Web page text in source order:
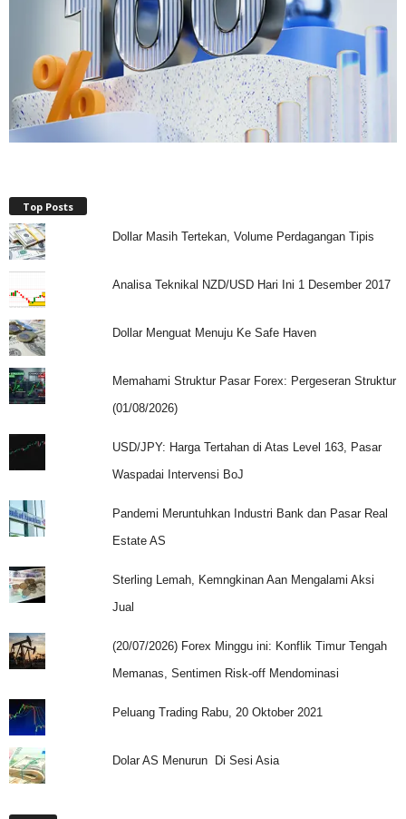
Top Posts
Dollar Masih Tertekan, Volume Perdagangan Tipis
Analisa Teknikal NZD/USD Hari Ini 1 Desember 2017
Dollar Menguat Menuju Ke Safe Haven
Memahami Struktur Pasar Forex: Pergeseran Struktur
(01/08/2026)
USD/JPY: Harga Tertahan di Atas Level 163, Pasar
Waspadai Intervensi BoJ
Pandemi Meruntuhkan Industri Bank dan Pasar Real
Estate AS
Sterling Lemah, Kemngkinan Aan Mengalami Aksi
Jual
(20/07/2026) Forex Minggu ini: Konflik Timur Tengah
Memanas, Sentimen Risk-off Mendominasi
Peluang Trading Rabu, 20 Oktober 2021
Dolar AS Menurun Di Sesi Asia